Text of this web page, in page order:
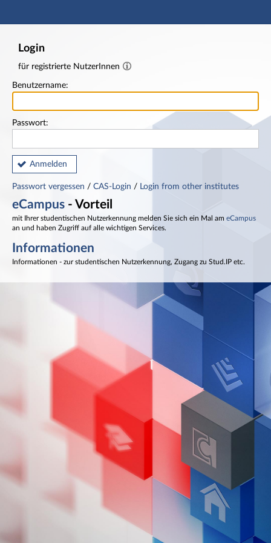
Hauptnavigation
Login
für registrierte NutzerInnen
Benutzername:
Passwort:
Anmelden
Passwort vergessen / CAS-Login / Login from other institutes
eCampus - Vorteil
mit Ihrer studentischen Nutzerkennung melden Sie sich ein Mal am eCampus
an und haben Zugriff auf alle wichtigen Services.
Informationen
Informationen - zur studentischen Nutzerkennung, Zugang zu Stud.IP etc.